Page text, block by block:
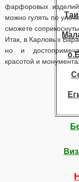
фарфоровых
можно гулять по
сможете
Итак, в Карловых
но и
красотой и